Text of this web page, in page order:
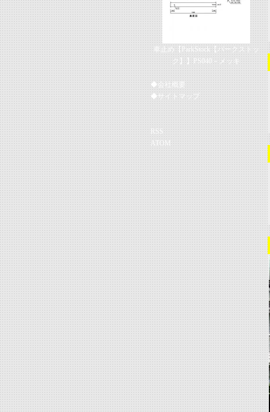
車止め【ParkStock【パークストッ
ク】】PS040－メッキ
◆会社概要
◆サイトマップ
RSS
ATOM